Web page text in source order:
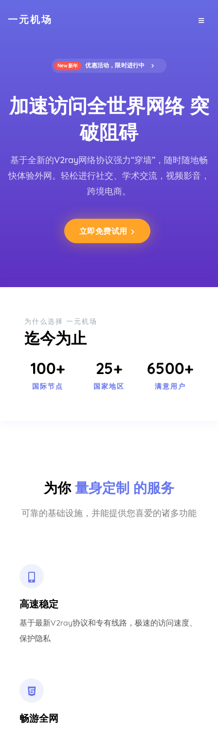
一元机场
New新年 优惠活动，限时进行中
加速访问全世界网络 突
破阻碍
基于全新的V2ray网络协议强力“穿墙”，随时随地畅
快体验外网。轻松进行社交、学术交流，视频影音，
跨境电商。
立即免费试用
为什么选择 一元机场
迄今为止
100+
国际节点
25+
国家地区
6500+
满意用户
为你 量身定制 的服务
可靠的基础设施，并能提供您喜爱的诸多功能
高速稳定
基于最新V2ray协议和专有线路，极速的访问速度、
保护隐私
畅游全网